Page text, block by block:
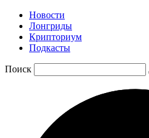
Новости
Лонгриды
Крипториум
Подкасты
Поиск